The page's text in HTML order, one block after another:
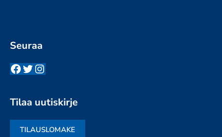
Seuraa
Facebook
Twitter
Instagram
Tilaa uutiskirje
TILAUSLOMAKE